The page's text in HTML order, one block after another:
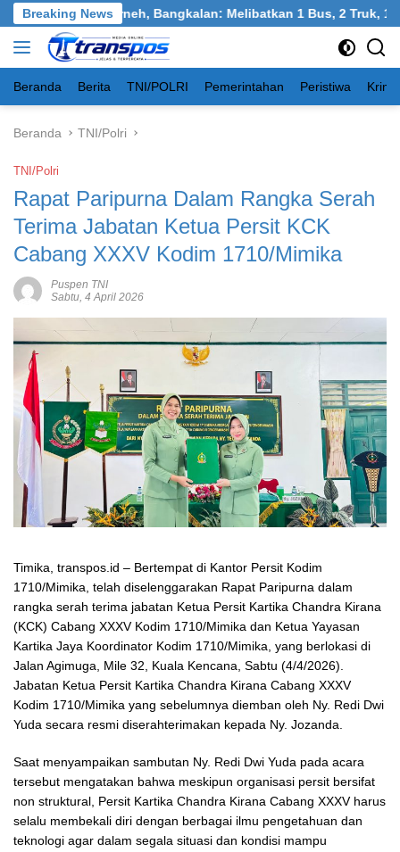
Langsung
ke
konten
Breaking News
Tangkel, Burneh, Bangkalan: Melibatkan 1 Bus, 2 Truk, 1
Beranda Berita TNI/POLRI Pemerintahan Peristiwa
Beranda TNI/Polri
TNI/Polri
Rapat Paripurna Dalam Rangka Serah
Terima Jabatan Ketua Persit KCK
Cabang XXXV Kodim 1710/Mimika
Puspen TNI
Sabtu, 4 April 2026
Timika, transpos.id – Bertempat di Kantor Persit Kodim
1710/Mimika, telah diselenggarakan Rapat Paripurna dalam
rangka serah terima jabatan Ketua Persit Kartika Chandra Kirana
(KCK) Cabang XXXV Kodim 1710/Mimika dan Ketua Yayasan
Kartika Jaya Koordinator Kodim 1710/Mimika, yang berlokasi di
Jalan Agimuga, Mile 32, Kuala Kencana, Sabtu (4/4/2026).
Jabatan Ketua Persit Kartika Chandra Kirana Cabang XXXV
Kodim 1710/Mimika yang sebelumnya diemban oleh Ny. Redi Dwi
Yuda secara resmi diserahterimakan kepada Ny. Jozanda.
Saat menyampaikan sambutan Ny. Redi Dwi Yuda pada acara
tersebut mengatakan bahwa meskipun organisasi persit bersifat
non struktural, Persit Kartika Chandra Kirana Cabang XXXV harus
selalu membekali diri dengan berbagai ilmu pengetahuan dan
teknologi agar dalam segala situasi dan kondisi mampu